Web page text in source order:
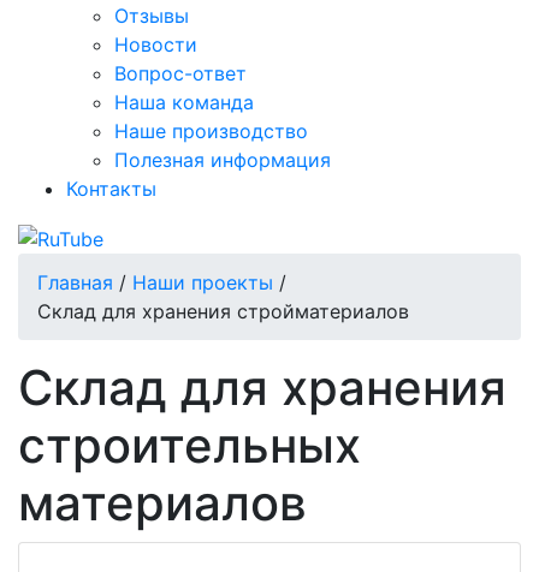
Отзывы
Новости
Вопрос-ответ
Наша команда
Наше производство
Полезная информация
Контакты
Главная / Наши проекты /
Склад для хранения стройматериалов
Склад для хранения
строительных
материалов